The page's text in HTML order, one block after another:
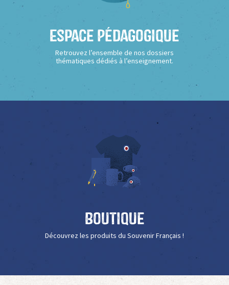
Espace Pédagogique
Retrouvez l’ensemble de nos dossiers
thématiques dédiés à l’enseignement.
Boutique
Découvrez les produits du Souvenir Français !